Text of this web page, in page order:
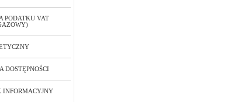
PODATKU VAT
DOSTĘPNOŚCI
INFORMACYJNY